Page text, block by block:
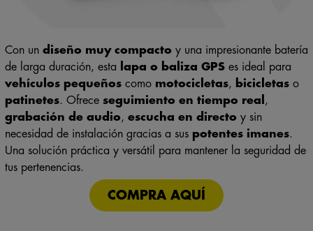
de larga duración, estalapa o baliza GPSes ideal para
vehículos pequeñoscomomotocicletas ,bicicletas
patinetes. Ofreceseguimiento en tiempo real,
grabación de audio,escucha en directoy sin
necesidad de instalación gracias a suspotentes imanes
Una solución práctica y versátil para mantener la seguridad de
tus pertenencias.
COMPRA AQUÍ